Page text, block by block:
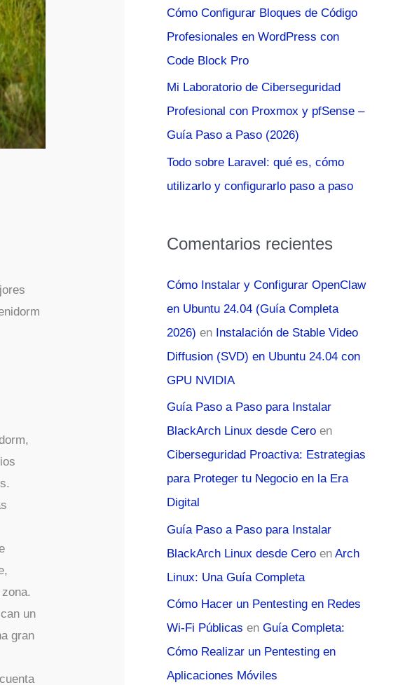
un
gran
:
Cómo Configurar Bloques de Código
Profesionales en WordPress con
Code Block Pro
Mi Laboratorio de Ciberseguridad
Profesional con Proxmox y pfSense –
Guía Paso a Paso (2026)
Todo sobre Laravel: qué es, cómo
utilizarlo y configurarlo paso a paso
Comentarios recientes
Cómo Instalar y Configurar OpenClaw
en Ubuntu 24.04 (Guía Completa
2026) en Instalación de Stable Video
Diffusion (SVD) en Ubuntu 24.04 con
GPU NVIDIA
Guía Paso a Paso para Instalar
BlackArch Linux desde Cero en
Ciberseguridad Proactiva: Estrategias
para Proteger tu Negocio en la Era
Digital
Guía Paso a Paso para Instalar
BlackArch Linux desde Cero en Arch
Linux: Una Guía Completa
Cómo Hacer un Pentesting en Redes
Wi-Fi Públicas en Guía Completa:
Cómo Realizar un Pentesting en
Aplicaciones Móviles